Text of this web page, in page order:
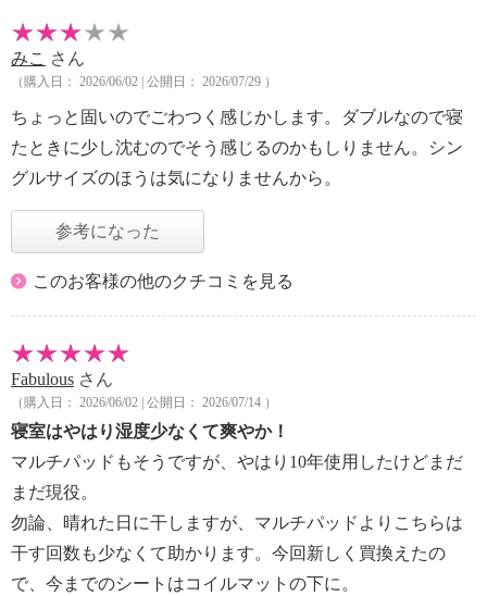
みこ さん
（購入日： 2026/06/02 | 公開日： 2026/07/29 ）
ちょっと固いのでごわつく感じかします。ダブルなので寝
たときに少し沈むのでそう感じるのかもしりません。シン
グルサイズのほうは気になりませんから。
参考になった
このお客様の他のクチコミを見る
Fabulous さん
（購入日： 2026/06/02 | 公開日： 2026/07/14 ）
寝室はやはり湿度少なくて爽やか！
マルチパッドもそうですが、やはり10年使用したけどまだ
まだ現役。
勿論、晴れた日に干しますが、マルチパッドよりこちらは
干す回数も少なくて助かります。今回新しく買換えたの
で、今までのシートはコイルマットの下に。